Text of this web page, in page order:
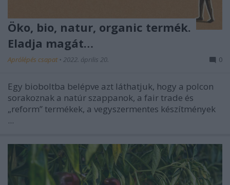
Öko, bio, natur, organic termék.
Eladja magát…
Aprólépés csapat • 2022. április 20. 0
Egy bioboltba belépve azt láthatjuk, hogy a polcon
sorakoznak a natúr szappanok, a fair trade és
„reform” termékek, a vegyszermentes készítmények
...